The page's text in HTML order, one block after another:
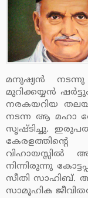
മനുഷ്യന്‍ നടന്നു
മുറിക്കയ്യന്‍
നരകയറിയ
നടന്ന ആ മഹാ
സൃഷ്ടിച്ചു.
കേരളത്തിന്റെ
വിഹായസ്സില്‍
നിന്നിരുന്നു
സീതി സാഹിബ്.
സാമൂഹിക